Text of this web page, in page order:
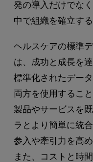
発の導入だけでな
中で組織を確立す
ヘルスケアの標準
は、成功と成長を
標準化されたデー
両方を使用するこ
製品やサービスを
ラとより簡単に統
参入や牽引力を高
また、コストと時